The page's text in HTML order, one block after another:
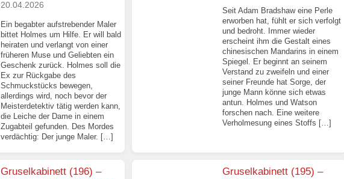
20.04.2026
Ein begabter aufstrebender Maler
bittet Holmes um Hilfe. Er will bald
heiraten und verlangt von einer
früheren Muse und Geliebten ein
Geschenk zurück. Holmes soll die
Ex zur Rückgabe des
Schmuckstücks bewegen,
allerdings wird, noch bevor der
Meisterdetektiv tätig werden kann,
die Leiche der Dame in einem
Zugabteil gefunden. Des Mordes
verdächtig: Der junge Maler. […]
Seit Adam Bradshaw eine Perle
erworben hat, fühlt er sich verfolgt
und bedroht. Immer wieder
erscheint ihm die Gestalt eines
chinesischen Mandarins in einem
Spiegel. Er beginnt an seinem
Verstand zu zweifeln und einer
seiner Freunde hat Sorge, der
junge Mann könne sich etwas
antun. Holmes und Watson
forschen nach. Eine weitere
Verholmesung eines Stoffs […]
Gruselkabinett (196) –
Gruselkabinett (195) –